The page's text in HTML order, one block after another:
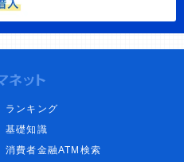
ランキング
基礎知識
消費者金融ATM検索